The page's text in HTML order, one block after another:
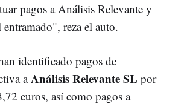
pagos a Análisis Relevante y
entramado", reza el auto.
identificado pagos de
aAnálisis Relevante SL por
euros, así como pagos a